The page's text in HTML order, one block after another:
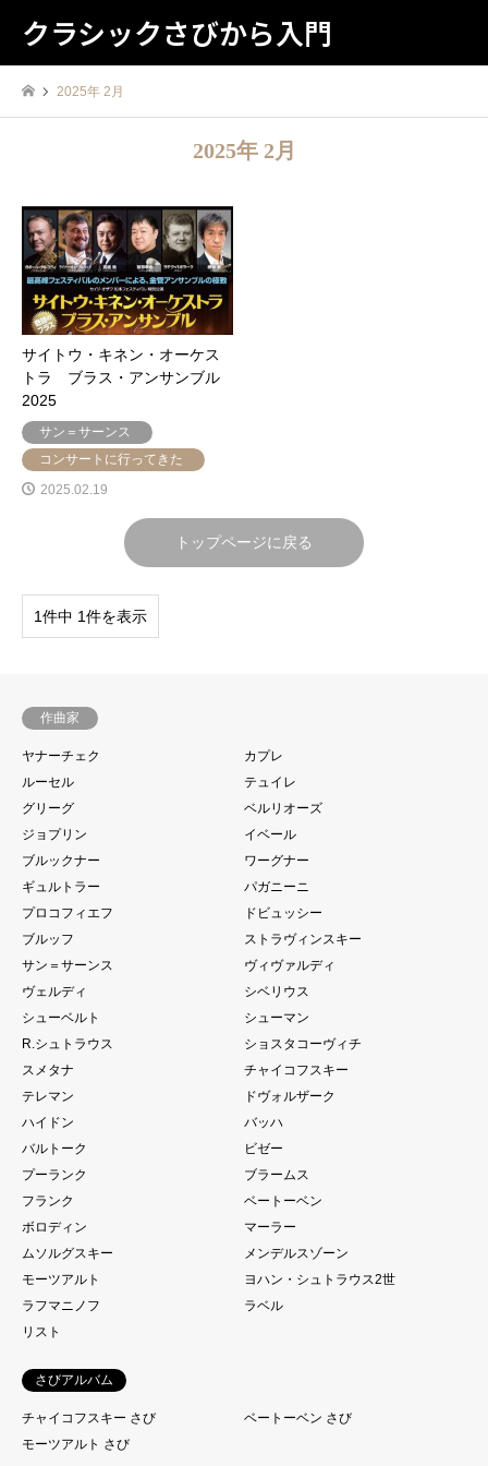
クラシックさびから入門
2025年 2月
2025年 2月
サイトウ・キネン・オーケス
トラ ブラス・アンサンブル
2025
サン＝サーンス
コンサートに行ってきた
2025.02.19
トップページに戻る
1件中 1件を表示
作曲家
ヤナーチェク
カプレ
ルーセル
テュイレ
グリーグ
ベルリオーズ
ジョプリン
イベール
ブルックナー
ワーグナー
ギュルトラー
パガニーニ
プロコフィエフ
ドビュッシー
ブルッフ
ストラヴィンスキー
サン＝サーンス
ヴィヴァルディ
ヴェルディ
シベリウス
シューベルト
シューマン
R.シュトラウス
ショスタコーヴィチ
スメタナ
チャイコフスキー
テレマン
ドヴォルザーク
ハイドン
バッハ
バルトーク
ビゼー
プーランク
ブラームス
フランク
ベートーベン
ボロディン
マーラー
ムソルグスキー
メンデルスゾーン
モーツアルト
ヨハン・シュトラウス2世
ラフマニノフ
ラベル
リスト
さびアルバム
チャイコフスキー さび
ベートーベン さび
モーツアルト さび